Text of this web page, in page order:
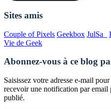
Sites amis
Couple of Pixels Geekbox JulSa_
Vie de Geek
Abonnez-vous à ce blog
Saisissez votre adresse e-mail
recevoir une notification par email
publié.